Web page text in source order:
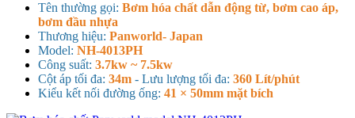
Tên thường gọi: Bơm hóa chất dẫn động từ, bơm cao áp,
bơm đầu nhựa
Thương hiệu: Panworld- Japan
Model: NH-4013PH
Công suất: 3.7kw ~ 7.5kw
Cột áp tối đa: 34m - Lưu lượng tối đa: 360 Lít/phút
Kiểu kết nối đường ống: 41 × 50mm mặt bích